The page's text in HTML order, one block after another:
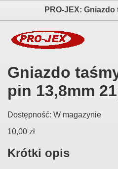
Gniazdo
pin 13,8mm
Dostępność: W magazynie
10,00 zł
Krótki opis